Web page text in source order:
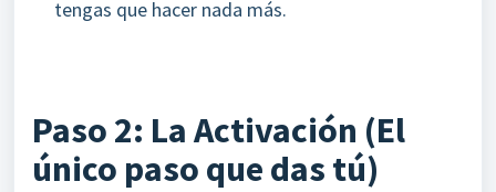
tengas que hacer nada más.
Paso 2: La Activación (El
único paso que das tú)